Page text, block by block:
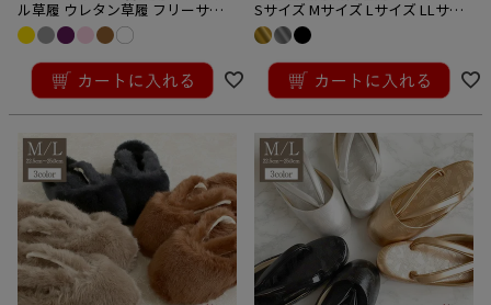
ル草履 ウレタン草履 フリーサイ
ズ Lサイズ 全9色 紫 桃 白 黄 青灰
薄桃 薄灰 濃茶 ウレタン 合皮 1枚
2,200税込
Sサイズ Mサイズ Lサイズ LLサイ
ズ ゴールド ブラック シルバー 黒
金 銀 露芝 本革
19,800税込